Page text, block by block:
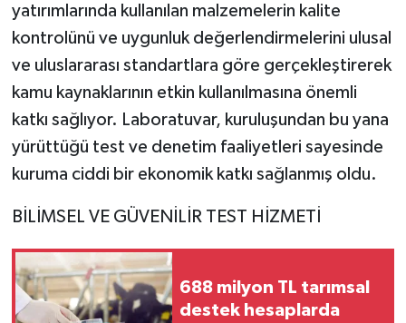
yatırımlarında kullanılan malzemelerin kalite
kontrolünü ve uygunluk değerlendirmelerini ulusal
ve uluslararası standartlara göre gerçekleştirerek
kamu kaynaklarının etkin kullanılmasına önemli
katkı sağlıyor. Laboratuvar, kuruluşundan bu yana
yürüttüğü test ve denetim faaliyetleri sayesinde
kuruma ciddi bir ekonomik katkı sağlanmış oldu.
BİLİMSEL VE GÜVENİLİR TEST HİZMETİ
688 milyon TL tarımsal
destek hesaplarda